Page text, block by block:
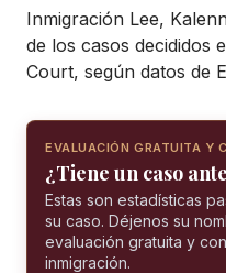
Inmigración Lee,
de los casos decididos
Court, según datos de
EVALUACIÓN GRATUITA Y
¿Tiene un caso
Estas son estadísticas
su caso. Déjenos su
evaluación gratuita y
inmigración.